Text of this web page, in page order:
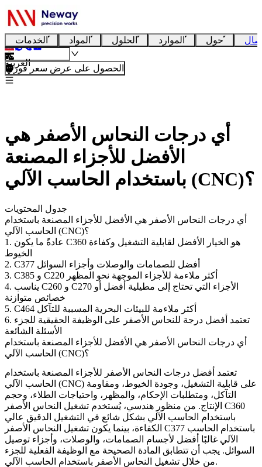
الخدمات المواد الحلول الموارد حول
العربية
الحصول على عرض سعر فوري
أي درجات النحاس الأصفر هي
الأفضل للأجزاء المصنعة
باستخدام الحاسب الآلي (CNC)؟
جدول المحتويات
أي درجات النحاس الأصفر هي الأفضل للأجزاء المصنعة باستخدام
الحاسب الآلي (CNC)؟
1. عادةً ما يكون C360 هو الخيار الأفضل لقابلية التشغيل وكفاءة
الخيوط
2. C377 أفضل للصمامات والوصلات وأجزاء السوائل
3. C385 و C220 أكثر ملاءمة للأجزاء الموجهة نحو المظهر
4. يناسب C260 و C270 الأجزاء التي تحتاج إلى مطيلية أفضل أو
خصائص متوازنة
5. C464 أكثر ملاءمة للبيئات البحرية المسببة للتآكل
6. تعتمد أفضل درجة للنحاس الأصفر على الوظيفة الحقيقية للجزء
الأسئلة الشائعة
أي درجات النحاس الأصفر هي الأفضل للأجزاء المصنعة باستخدام
الحاسب الآلي (CNC)؟
تعتمد أفضل درجات النحاس الأصفر للأجزاء المصنعة باستخدام
الحاسب الآلي (CNC)
التآكل، ومتطلبات الإحكام، والمظهر، واحتياجات الطلاء، وحجم
الإنتاج. من منظور هندسي، يُستخدم تشغيل النحاس الأصفر C360
باستخدام الحاسب الآلي بشكل شائع في التشغيل الدقيق عالي
الكفاءة، بينما يكون تشغيل النحاس الأصفر C377 باستخدام الحاسب
الآلي غالبًا أفضل لأجسام الصمامات، والوصلات، وأجزاء توصيل
السوائل. يجب أن تتطابق المادة الصحيحة مع الوظيفة الفعلية للجزء
من خلال تشغيل النحاس الأصفر باستخدام الحاسب الآلي .